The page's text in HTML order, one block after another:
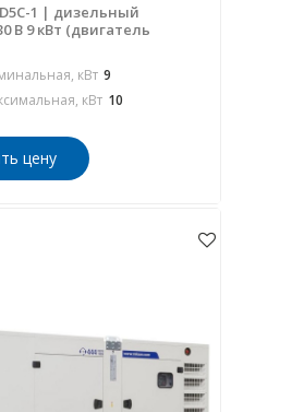
1 | дизельный
В 9 кВт (двигатель
кВт 9
кВт 10
цену